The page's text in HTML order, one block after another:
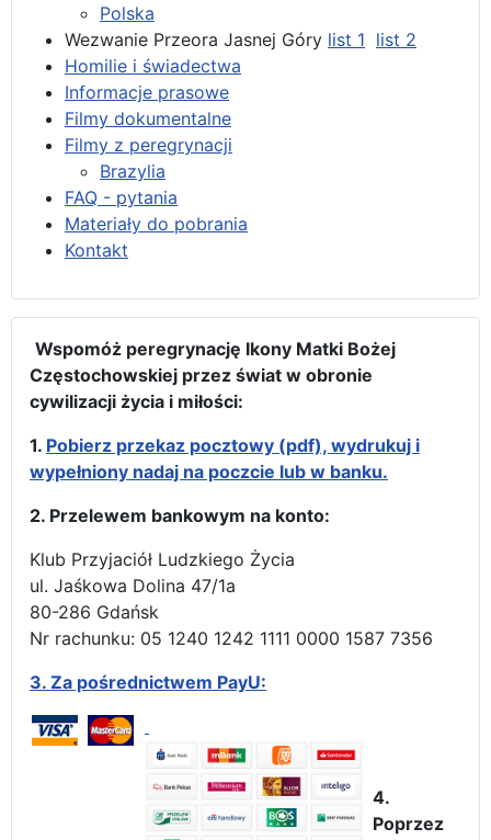
Polska
Wezwanie Przeora Jasnej Góry list 1 list 2
Homilie i świadectwa
Informacje prasowe
Filmy dokumentalne
Filmy z peregrynacji
Brazylia
FAQ - pytania
Materiały do pobrania
Kontakt
Wspomóż peregrynację Ikony Matki Bożej
Częstochowskiej przez świat w obronie
cywilizacji życia i miłości:
1. Pobierz przekaz pocztowy (pdf), wydrukuj i
wypełniony nadaj na poczcie lub w banku.
2. Przelewem bankowym na konto:
Klub Przyjaciół Ludzkiego Życia
ul. Jaśkowa Dolina 47/1a
80-286 Gdańsk
Nr rachunku: 05 1240 1242 1111 0000 1587 7356
3. Za pośrednictwem PayU:
4.
Poprzez